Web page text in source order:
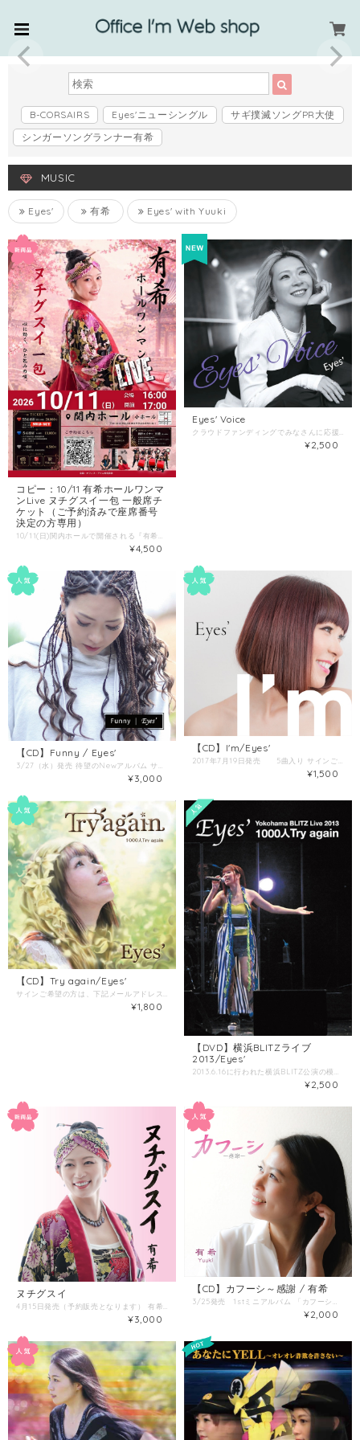
B-CORSAIRS Eyes'ニューシングル
サギ撲滅ソングPR大使
シンガーソングランナー有希
MUSIC
Eyes' 有希 Eyes' with Yuuki
コピー：10/11 有希ホールワンマ
ンLive ヌチグスイ一包 一般席チ
ケット（ご予約済みで座席番号
決定の方専用）
¥4,500
Eyes' Voice
クラウドファンディングでみなさんに応援していただき 念願のカヴァーアルバムが5月29日に発売！！ 1.RECIPE (レシピ） 2.鱗（うろこ） 3.明日晴れるかな 4.ハナミズキ 5.太陽と埃の中で 6.違う、そうじゃない 7.接吻 8.楽園 9.木蓮の涙 ※複数枚のご希望の方は購入前にご一報ください。 送料の計算をし直すことにより送料が安くなる場合がございます。 info＠eyesvoice.net
¥2,500
【CD】Funny / Eyes'
¥3,000
【CD】I'm/Eyes'
¥1,500
【CD】Try again/Eyes'
¥1,800
【DVD】横浜BLITZライブ
2013/Eyes'
2013.6.16に行われた横浜BLITZ公演の模様を収録したライブDVDです。 収録時間：約90分 サインご希望の方は、下記メールアドレスまで別途ご依頼ください。 その場合、発送まで少しお時間をいただきます。 複数枚のご購入の場合は、送料は合計されます。 沢山のご注文の場合、ご相談ください。 お問い合わせ
¥2,500
ヌチグスイ
¥3,000
【CD】カフーシ～感謝 / 有希
¥2,000